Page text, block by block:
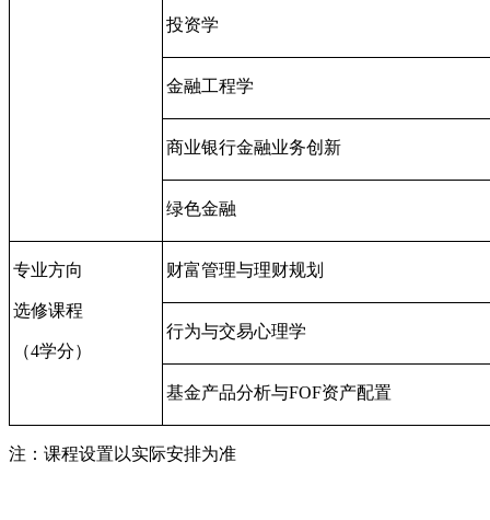
投资学
金融工程学
商业银行金融业务创新
绿色金融
专业方向
选修课程
（4学分）
财富管理与理财规划
行为与交易心理学
基金产品分析与FOF资产配置
注：课程设置以实际安排为准